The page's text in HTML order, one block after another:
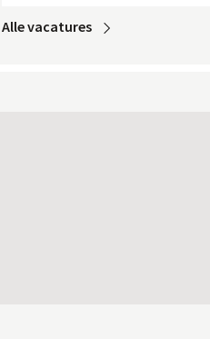
Alle vacatures